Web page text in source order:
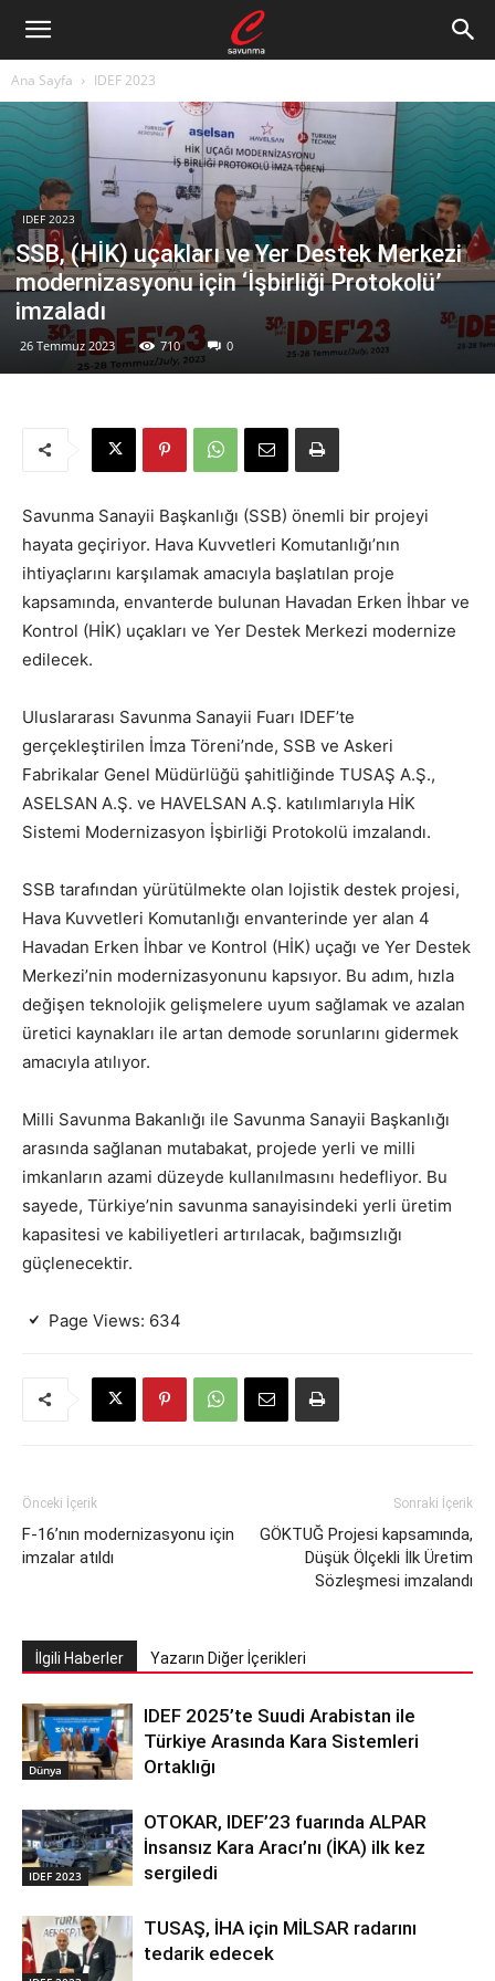
Ana Sayfa IDEF 2023
IDEF 2023
SSB, (HİK) uçakları ve Yer Destek Merkezi
modernizasyonu için ‘İşbirliği Protokolü’
imzaladı
26 Temmuz 2023 710 0
Savunma Sanayii Başkanlığı (SSB) önemli bir projeyi
hayata geçiriyor. Hava Kuvvetleri Komutanlığı’nın
ihtiyaçlarını karşılamak amacıyla başlatılan proje
kapsamında, envanterde bulunan Havadan Erken İhbar ve
Kontrol (HİK) uçakları ve Yer Destek Merkezi modernize
edilecek.
Uluslararası Savunma Sanayii Fuarı IDEF’te
gerçekleştirilen İmza Töreni’nde, SSB ve Askeri
Fabrikalar Genel Müdürlüğü şahitliğinde TUSAŞ A.Ş.,
ASELSAN A.Ş. ve HAVELSAN A.Ş. katılımlarıyla HİK
Sistemi Modernizasyon İşbirliği Protokolü imzalandı.
SSB tarafından yürütülmekte olan lojistik destek projesi,
Hava Kuvvetleri Komutanlığı envanterinde yer alan 4
Havadan Erken İhbar ve Kontrol (HİK) uçağı ve Yer Destek
Merkezi’nin modernizasyonunu kapsıyor. Bu adım, hızla
değişen teknolojik gelişmelere uyum sağlamak ve azalan
üretici kaynakları ile artan demode sorunlarını gidermek
amacıyla atılıyor.
Milli Savunma Bakanlığı ile Savunma Sanayii Başkanlığı
arasında sağlanan mutabakat, projede yerli ve milli
imkanların azami düzeyde kullanılmasını hedefliyor. Bu
sayede, Türkiye’nin savunma sanayisindeki yerli üretim
kapasitesi ve kabiliyetleri artırılacak, bağımsızlığı
güçlenecektir.
Page Views: 634
Önceki İçerik
F-16’nın modernizasyonu için
imzalar atıldı
Sonraki İçerik
GÖKTUĞ Projesi kapsamında,
Düşük Ölçekli İlk Üretim
Sözleşmesi imzalandı
İlgili Haberler Yazarın Diğer İçerikleri
Dünya
IDEF 2025’te Suudi Arabistan ile
Türkiye Arasında Kara Sistemleri
Ortaklığı
IDEF 2023
OTOKAR, IDEF’23 fuarında ALPAR
İnsansız Kara Aracı’nı (İKA) ilk kez
sergiledi
TUSAŞ, İHA için MİLSAR radarını
tedarik edecek